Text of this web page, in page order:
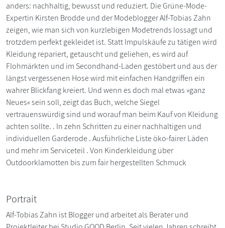
anders: nachhaltig, bewusst und reduziert. Die Grüne-Mode-
Expertin Kirsten Brodde und der Modeblogger Alf-Tobias Zahn
zeigen, wie man sich von kurzlebigen Modetrends lossagt und
trotzdem perfekt gekleidet ist. Statt Impulskäufe zu tätigen wird
Kleidung repariert, getauscht und geliehen, es wird auf
Flohmärkten und im Secondhand-Laden gestöbert und aus der
längst vergessenen Hose wird mit einfachen Handgriffen ein
wahrer Blickfang kreiert. Und wenn es doch mal etwas »ganz
Neues« sein soll, zeigt das Buch, welche Siegel
vertrauenswürdig sind und worauf man beim Kauf von Kleidung
achten sollte. . In zehn Schritten zu einer nachhaltigen und
individuellen Garderode . Ausführliche Liste öko-fairer Läden
und mehr im Serviceteil . Von Kinderkleidung über
Outdoorklamotten bis zum fair hergestellten Schmuck
Portrait
Alf-Tobias Zahn ist Blogger und arbeitet als Berater und